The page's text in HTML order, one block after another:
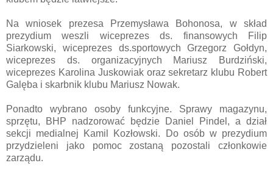
Na wniosek prezesa Przemysława Bohonosa, w skład
prezydium weszli wiceprezes ds. finansowych Filip
Siarkowski, wiceprezes ds.sportowych Grzegorz Gołdyn,
wiceprezes ds. organizacyjnych Mariusz Burdziński,
wiceprezes Karolina Juskowiak oraz sekretarz klubu Robert
Galęba i skarbnik klubu Mariusz Nowak.
Ponadto wybrano osoby funkcyjne. Sprawy magazynu,
sprzętu, BHP nadzorować będzie Daniel Pindel, a dział
sekcji medialnej Kamil Kozłowski. Do osób w prezydium
przydzieleni jako pomoc zostaną pozostali członkowie
zarządu.